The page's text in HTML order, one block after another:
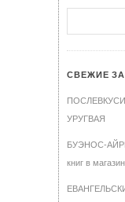
СВЕЖИЕ
УРУГВАЯ
БУЭНОС-
книг в